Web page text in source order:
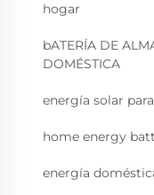
hogar
bATERÍA DE
DOMÉSTICA
energía solar
home energy
energía